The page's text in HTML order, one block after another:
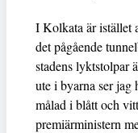
I Kolkata är istället
det pågående
stadens lyktstolpar
ute i byarna ser jag
målad i blått och
premiärministern